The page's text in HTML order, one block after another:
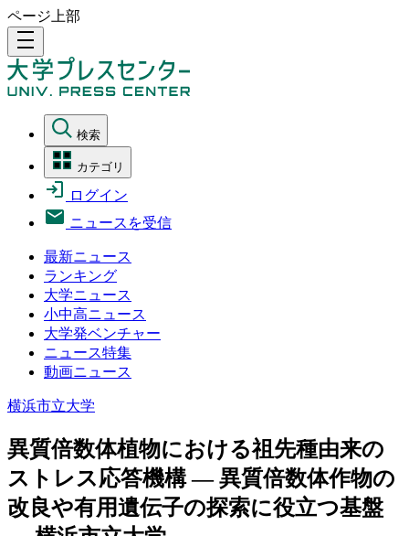
ページ上部
density_medium
検索
カテゴリ
ログイン
ニュースを受信
最新ニュース
ランキング
大学ニュース
小中高ニュース
大学発ベンチャー
ニュース特集
動画ニュース
横浜市立大学
異質倍数体植物における祖先種由来の
ストレス応答機構 — 異質倍数体作物の
改良や有用遺伝子の探索に役立つ基盤